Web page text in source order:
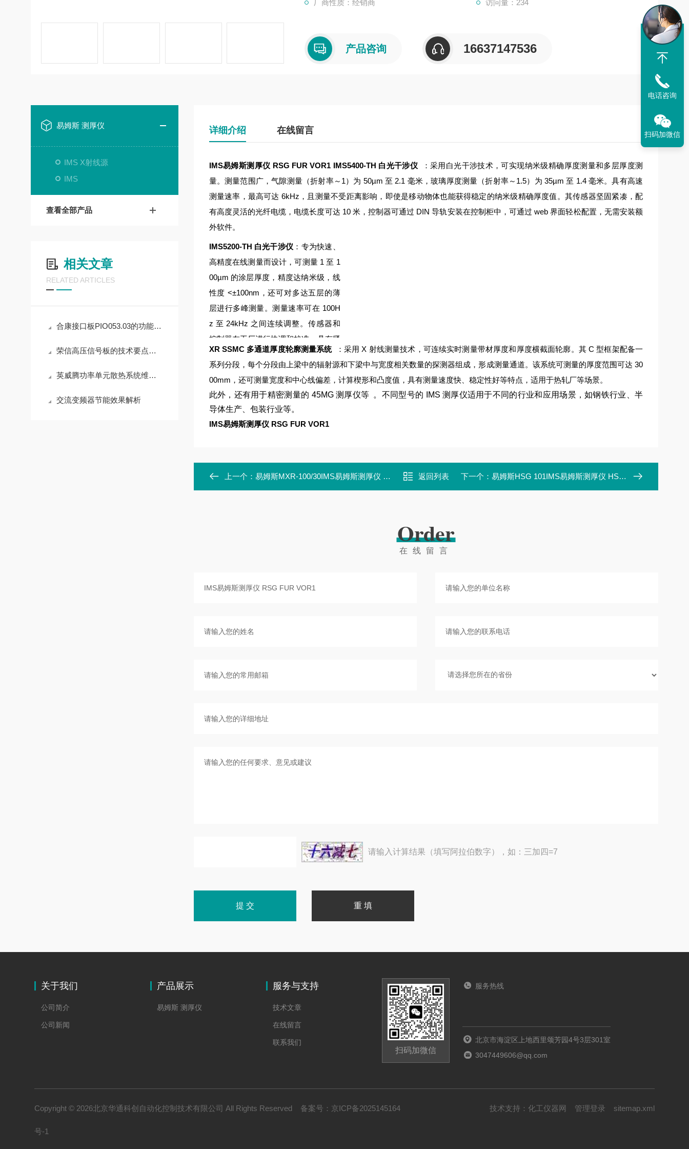
厂商性质：经销商 访问量：234
产品咨询 16637147536
易姆斯 测厚仪
IMS X射线源
IMS
查看全部产品
相关文章
RELATED ARTICLES
合康接口板PIO053.03的功能与应用价值分析
荣信高压信号板的技术要点与选型策略
英威腾功率单元散热系统维护要点
交流变频器节能效果解析
详细介绍 在线留言
IMS易姆斯测厚仪 RSG FUR VOR1 IMS5400-TH 白光干涉仪
：采用白光干涉技术，可实现纳米级精确厚度测量和多层厚度测
量。测量范围广，气隙测量（折射率～1）为 50µm 至 2.1 毫米，玻璃厚度测量（折射率～1.5）为 35µm 至 1.4 毫米。具有高速
测量速率，最高可达 6kHz，且测量不受距离影响，即使是移动物体也能获得稳定的纳米级精确厚度值。其传感器坚固紧凑，配
有高度灵活的光纤电缆，电缆长度可达 10 米，控制器可通过 DIN 导轨安装在控制柜中，可通过 web 界面轻松配置，无需安装额
外软件。
IMS5200-TH 白光干涉仪 ：专为快速、
高精度在线测量而设计，可测量 1 至 1
00µm 的涂层厚度，精度达纳米级，线
性度 <±100nm，还可对多达五层的薄
层进行多峰测量。测量速率可在 100H
z 至 24kHz 之间连续调整。传感器和
控制器在工厂进行协调和校准，具有紧
凑坚固的设计，工作范围为 ±2mm，可
轻松集成到狭窄的生产线中。控制器防
护等级为 IP40，传感器防护等级为 IP6
5，适用于工业环境，也可在洁净室和
真空等特殊环境中使用。
XR SSMC 多通道厚度轮廓测量系统
：采用 X 射线测量技术，可连续实时测量带材厚度和厚度横截面轮廓。其 C 型框架配备一
系列分段，每个分段由上梁中的辐射源和下梁中与宽度相关数量的探测器组成，形成测量通道。该系统可测量的厚度范围可达 30
00mm，还可测量宽度和中心线偏差，计算楔形和凸度值，具有测量速度快、稳定性好等特点，适用于热轧厂等场景。
此外，还有用于精密测量的 45MG 测厚仪等 。不同型号的 IMS 测厚仪适用于不同的行业和应用场景，如钢铁行业、半
导体生产、包装行业等。
IMS易姆斯测厚仪 RSG FUR VOR1
上一个： 易姆斯MXR-100/30IMS易姆斯测厚仪 MXR-100/30 返回列表 下一个： 易姆斯HSG 101IMS易姆斯测厚仪 HSG 101
Order
在线留言
请输入计算结果（填写阿拉伯数字），如：三加四=7
关于我们
公司简介
公司新闻
产品展示
易姆斯 测厚仪
服务与支持
技术文章
在线留言
联系我们
扫码加微信
服务热线
北京市海淀区上地西里颂芳园4号3层301室
3047449606@qq.com
Copyright © 2026北京华通科创自动化控制技术有限公司 All Rights Reserved 备案号： 京ICP备2025145164
号-1
技术支持： 化工仪器网 管理登录 sitemap.xml
电话咨询
扫码加微信